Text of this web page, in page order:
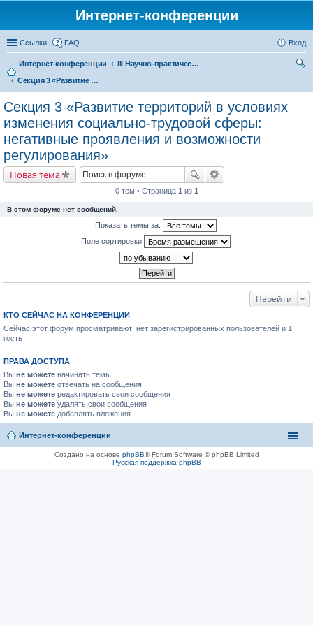
Интернет-конференции
Ссылки FAQ Вход
Интернет-конференции
III Научно-практическая интернет-конференция «Глобальные вызовы и региональное развитие в зеркале социологических измерений»
Секция 3 «Развитие территорий в условиях изменения социально-трудовой сферы: негативные проявления и возможности регулирования»
Секция 3 «Развитие территорий в условиях
изменения социально-трудовой сферы:
негативные проявления и возможности
регулирования»
Новая тема
0 тем • Страница 1 из 1
В этом форуме нет сообщений.
Показать темы за:
Поле сортировки
Перейти
КТО СЕЙЧАС НА КОНФЕРЕНЦИИ
Сейчас этот форум просматривают: нет зарегистрированных пользователей и 1
гость
ПРАВА ДОСТУПА
Вы не можете начинать темы
Вы не можете отвечать на сообщения
Вы не можете редактировать свои сообщения
Вы не можете удалять свои сообщения
Вы не можете добавлять вложения
Интернет-конференции
Создано на основе phpBB® Forum Software © phpBB Limited
Русская поддержка phpBB